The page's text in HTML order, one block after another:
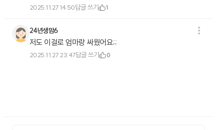
2025.11.27 14:50답글 쓰기 1
24년생맘6
저도 이걸로 엄마랑 싸웠어요;;
2025.11.27 23:47답글 쓰기 0